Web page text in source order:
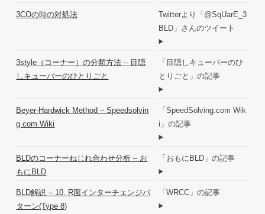
3COの時の対処法
Twitterより「@SqUarE_3
BLD」さんのツイート
3style（コーナー）の分類方法 – 目隠
しキューバーのひとりごと
「目隠しキューバーのひ
とりごと」の記事
Beyer-Hardwick Method – Speedsolvin
g.com Wiki
「SpeedSolving.com Wik
i」の記事
BLDのコーナーねじれ合わせ分析 – お
もにBLD
「おもにBLD」の記事
BLD解説 – 10. R面インターチェンジパ
ターン(Type 8)
「WRCC」の記事